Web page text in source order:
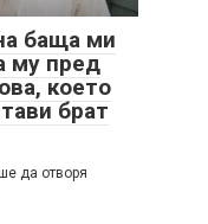
баща ми
му пред
което
брат
да отворя